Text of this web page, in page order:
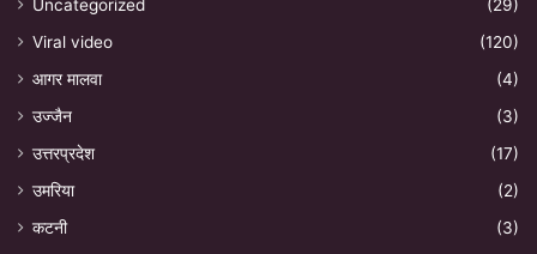
Uncategorized
(29)
Viral video
(120)
आगर मालवा
(4)
उज्जैन
(3)
उत्तरप्रदेश
(17)
उमरिया
(2)
कटनी
(3)